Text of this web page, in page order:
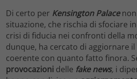
Di certo per Kensington Palace
situazione, che rischia di sfociare
crisi di fiducia nei confronti della
dunque, ha cercato di aggiornare
coerente con quanto fatto finora.
provocazioni delle fake news, i